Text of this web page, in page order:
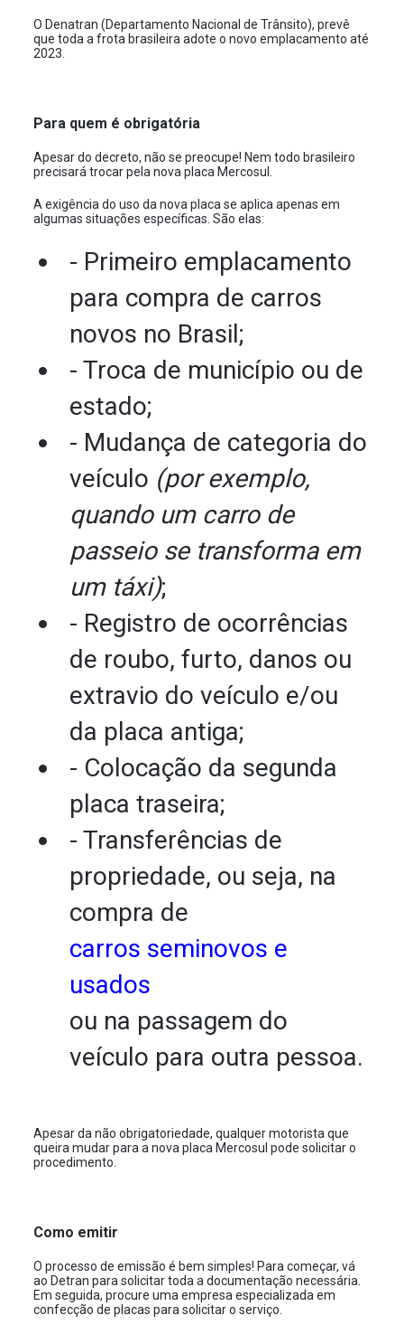
O Denatran (Departamento Nacional de Trânsito), prevê
que toda a frota brasileira adote o novo emplacamento até
2023.
Para quem é obrigatória
Apesar do decreto, não se preocupe! Nem todo brasileiro
precisará trocar pela nova placa Mercosul.
A exigência do uso da nova placa se aplica apenas em
algumas situações específicas. São elas:
- Primeiro emplacamento
para compra de carros
novos no Brasil;
- Troca de município ou de
estado;
- Mudança de categoria do
veículo (por exemplo,
quando um carro de
passeio se transforma em
um táxi);
- Registro de ocorrências
de roubo, furto, danos ou
extravio do veículo e/ou
da placa antiga;
- Colocação da segunda
placa traseira;
- Transferências de
propriedade, ou seja, na
compra de
carros seminovos e
usados
ou na passagem do
veículo para outra pessoa.
Apesar da não obrigatoriedade, qualquer motorista que
queira mudar para a nova placa Mercosul pode solicitar o
procedimento.
Como emitir
O processo de emissão é bem simples! Para começar, vá
ao Detran para solicitar toda a documentação necessária.
Em seguida, procure uma empresa especializada em
confecção de placas para solicitar o serviço.